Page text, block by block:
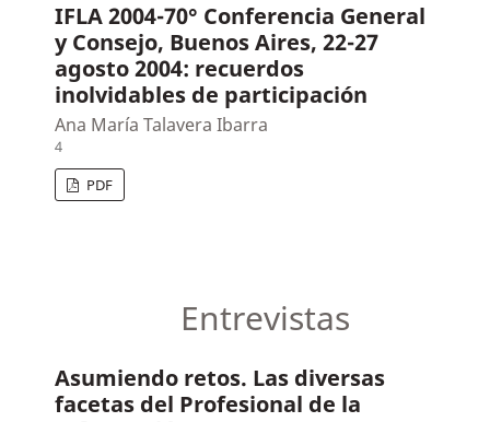
IFLA 2004-70° Conferencia General
y Consejo, Buenos Aires, 22-27
agosto 2004: recuerdos
inolvidables de participación
Ana María Talavera Ibarra
4
PDF
Entrevistas
Asumiendo retos. Las diversas
facetas del Profesional de la